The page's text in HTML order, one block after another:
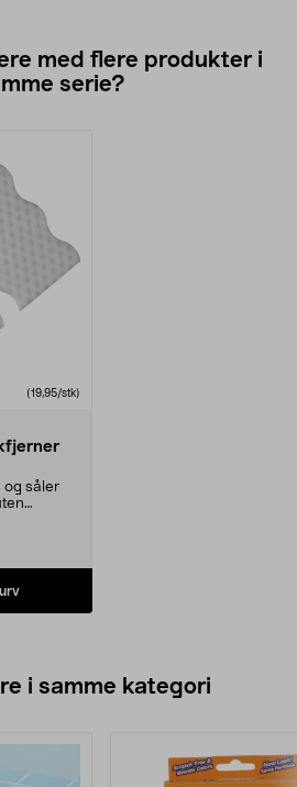
med flere produkter i
serie?
(19,95/stk)
og såler
i samme kategori